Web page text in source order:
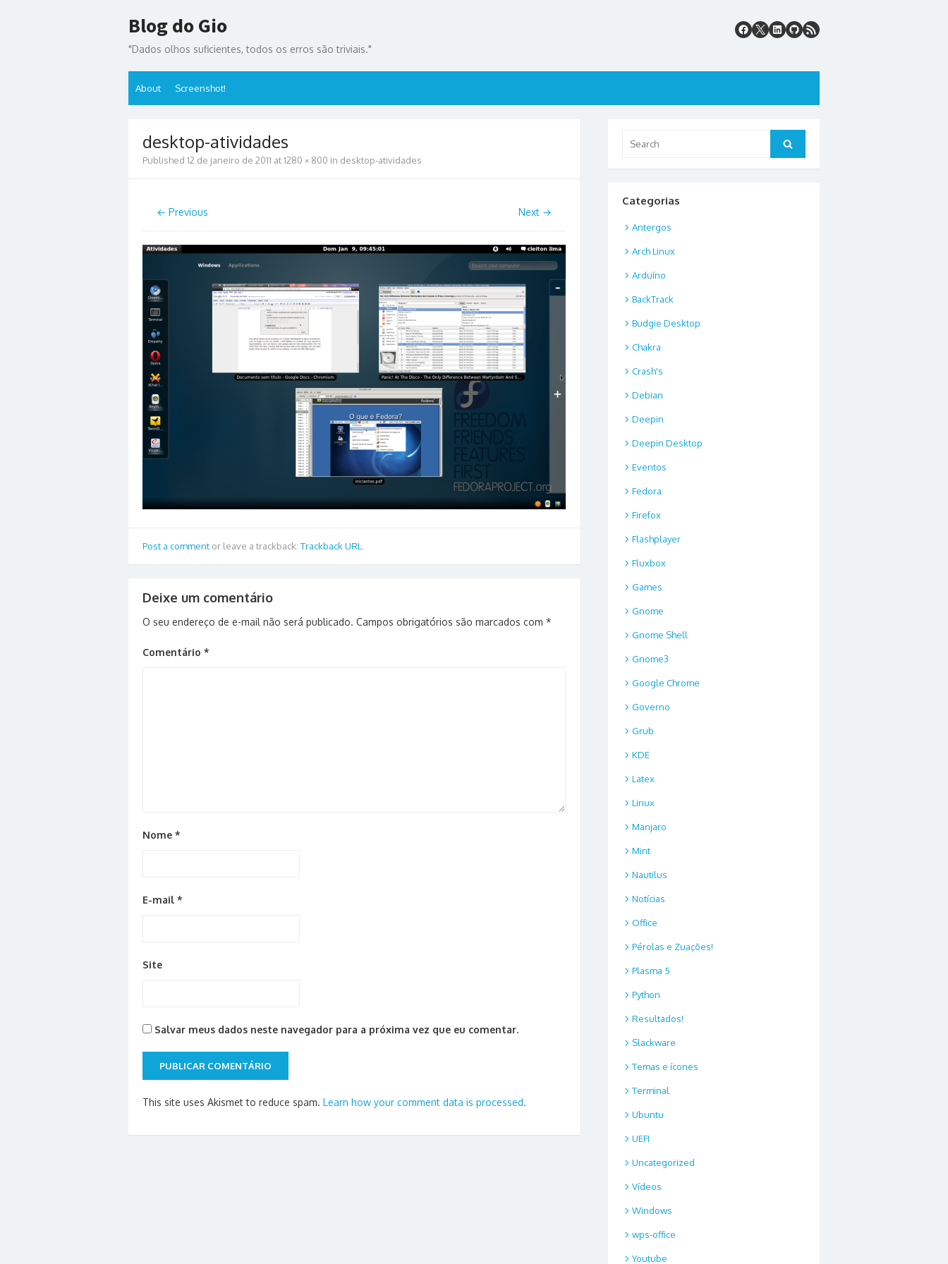
to
content
Blog do Gio
"Dados olhos suficientes, todos os erros são triviais."
About Screenshot!
desktop-atividades
Published 12 de janeiro de 2011 at1280 × 800 in desktop-atividades
← Previous Next →
Post a comment or leave a trackback: Trackback URL .
Deixe um comentário
O seu endereço de e-mail não será publicado. Campos obrigatórios são marcados com *
Comentário *
Nome *
E-mail *
Site
Salvar meus dados neste navegador para a próxima vez que eu comentar.
This site uses Akismet to reduce spam. Learn how your comment data is processed.
for:
Search
Categorias
Antergos
Arch Linux
Arduíno
BackTrack
Budgie Desktop
Chakra
Crash's
Debian
Deepin
Deepin Desktop
Eventos
Fedora
Firefox
Flashplayer
Fluxbox
Games
Gnome
Gnome Shell
Gnome3
Google Chrome
Governo
Grub
KDE
Latex
Linux
Manjaro
Mint
Nautilus
Notícias
Office
Pérolas e Zuações!
Plasma 5
Python
Resultados!
Slackware
Temas e ícones
Terminal
Ubuntu
UEFI
Uncategorized
Vídeos
Windows
wps-office
Youtube